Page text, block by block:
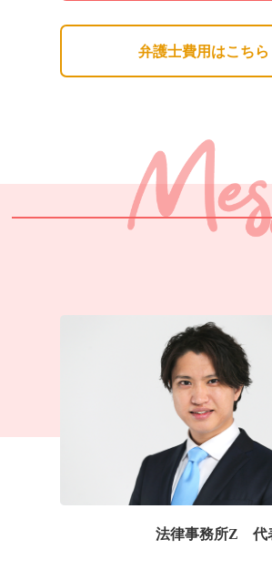
弁護士費用はこちら
法律事務所Z 代